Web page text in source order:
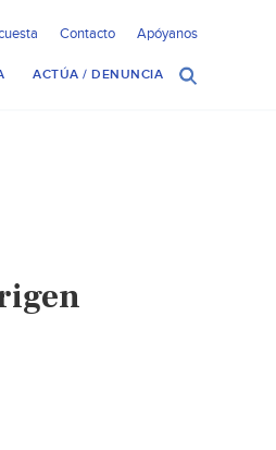
Contacto Apóyanos
ACTÚA / DENUNCIA